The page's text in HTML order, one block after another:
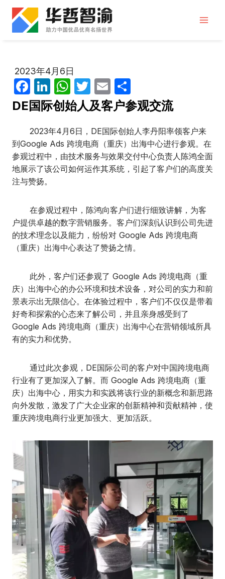
2023年4月6日
F
a
c
e
b
o
o
Li
n
k
e
dI
n
W
h
at
s
A
p
T
w
itt
er
E
m
ail
享
DE国际创始人及客户参观交流
2023年4月6日，DE国际创始人李丹阳率领客户来
到Google Ads 跨境电商（重庆）出海中心进行参观。在
参观过程中，由技术服务与效果交付中心负责人陈鸿全面
地展示了该公司如何运作其系统，引起了客户们的高度关
注与赞扬。
在参观过程中，陈鸿向客户们进行细致讲解，为客
户提供卓越的数字营销服务。客户们深刻认识到公司先进
的技术理念以及能力，纷纷对 Google Ads 跨境电商
（重庆）出海中心表达了赞扬之情。
此外，客户们还参观了 Google Ads 跨境电商（重
庆）出海中心的办公环境和技术设备，对公司的实力和前
景表示出无限信心。在体验过程中，客户们不仅仅是带着
好奇和探索的心态来了解公司，并且亲身感受到了
Google Ads 跨境电商（重庆）出海中心在营销领域所具
有的实力和优势。
通过此次参观，DE国际公司的客户对中国跨境电商
行业有了更加深入了解。而 Google Ads 跨境电商（重
庆）出海中心，用实力和实践将该行业的新概念和新思路
向外发散，激发了广大企业家的创新精神和贡献精神，使
重庆跨境电商行业更加强大、更加活跃。